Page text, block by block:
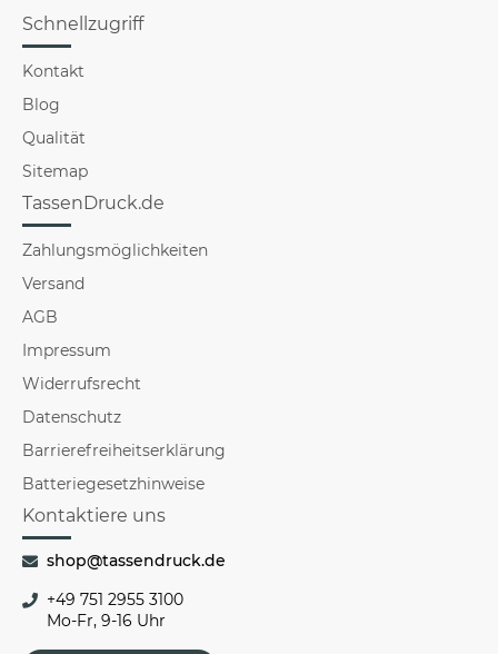
Schnellzugriff
Kontakt
Blog
Qualität
Sitemap
TassenDruck.de
Zahlungsmöglichkeiten
Versand
AGB
Impressum
Widerrufsrecht
Datenschutz
Barrierefreiheitserklärung
Batteriegesetzhinweise
Kontaktiere uns
shop@tassendruck.de
+49 751 2955 3100
Mo-Fr, 9-16 Uhr